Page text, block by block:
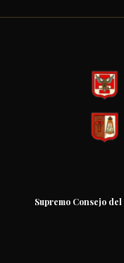
Supremo Consejo del